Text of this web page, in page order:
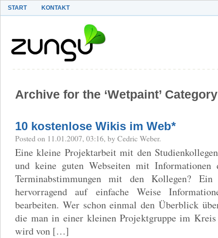
START KONTAKT
Archive for the ‘Wetpaint’ Category
10 kostenlose Wikis im Web*
Posted on 11.01.2007, 03:16, by Cedric Weber.
Eine kleine Projektarbeit mit den
und keine guten Webseiten mit Informationen
Terminabstimmungen mit den Kollegen?
hervorragend auf einfache Weise
bearbeiten. Wer schon einmal den Überblick
die man in einer kleinen Projektgruppe im
wird von […]